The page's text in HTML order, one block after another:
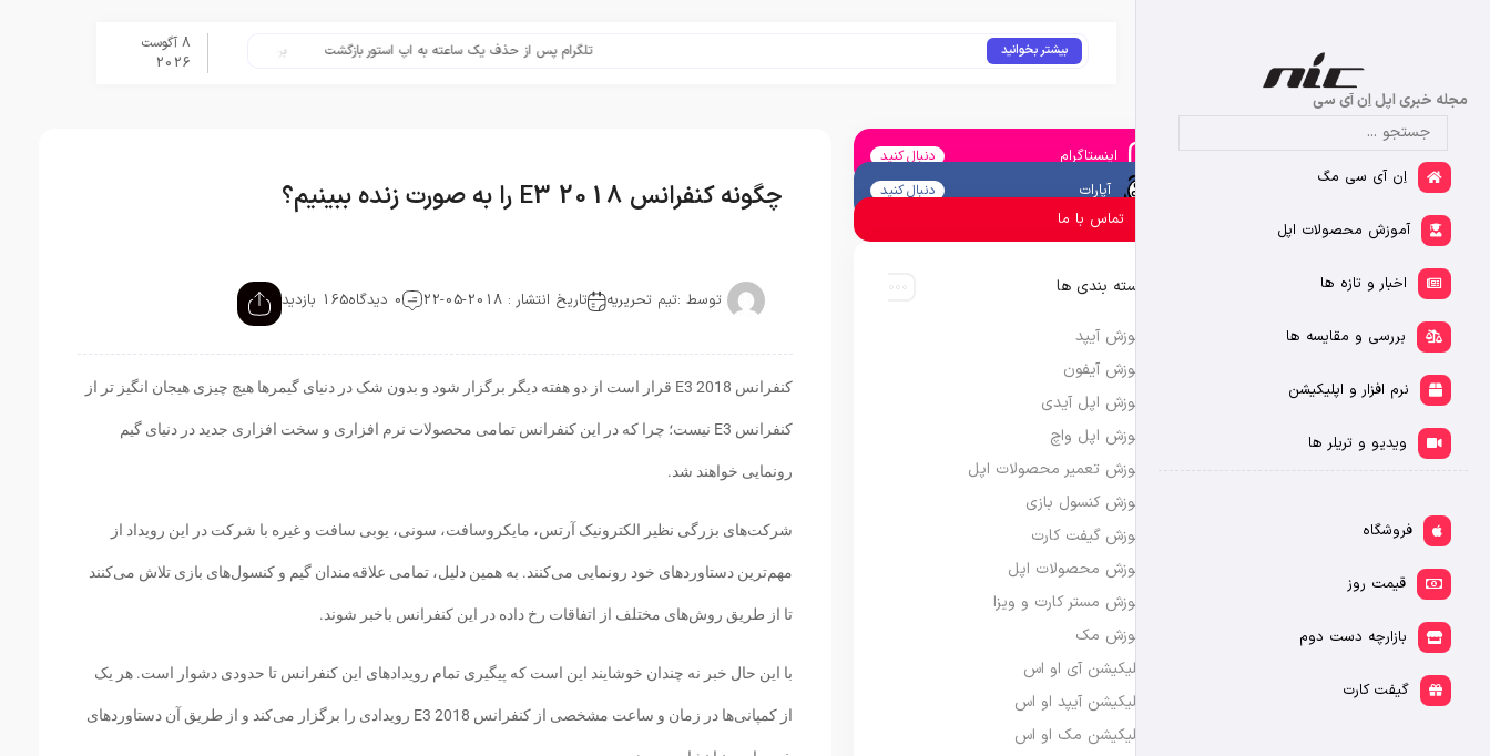
مجله خبری اپل اِن آی سی
اِن آی سی مگ
آموزش محصولات اپل
اخبار و تازه ها
بررسی و مقایسه ها
نرم افزار و اپلیکیشن
ویدیو و تریلر ها
فروشگاه
قیمت روز
بازارچه دست دوم
گیفت کارت
بیشتر بخوانید تلگرام پس از حذف یک ساعته به اپ استور بازگشت برنامه Apple Upgrade معرفی شد؛ شرایط اپل برای اجاره آیفون، آیپد، مک و اپل واچ
8 آگوست
2026
چگونه کنفرانس E3 2018 را به صورت زنده ببینیم؟
توسط :تیم تحریریه تاریخ انتشار : 2018-05-22 0 دیدگاه 165 بازدید
کنفرانس E3 2018 قرار است از دو هفته دیگر برگزار شود و بدون شک در دنیای گیمرها هیچ چیزی هیجان انگیز تر از
کنفرانس E3 نیست؛ چرا که در این کنفرانس تمامی محصولات نرم افزاری و سخت افزاری جدید در دنیای گیم
رونمایی خواهند شد.
شرکت‌های بزرگی نظیر الکترونیک آرتس، مایکروسافت، سونی، یوبی سافت و غیره با شرکت در این رویداد از
مهم‌ترین دستاوردهای خود رونمایی می‌کنند. به همین دلیل، تمامی علاقه‌مندان گیم و کنسول‌های بازی تلاش می‌کنند
تا از طریق روش‌های مختلف از اتفاقات رخ داده در این کنفرانس باخبر شوند.
با این حال خبر نه چندان خوشایند این است که پیگیری تمام رویدادهای این کنفرانس تا حدودی دشوار است. هر یک
از کمپانی‌ها در زمان و ساعت مشخصی از کنفرانس E3 2018 رویدادی را برگزار می‌کند و از طریق آن دستاوردهای
اینستاگرام دنبال کنید
آپارات دنبال کنید
تماس با ما
دسته بندی ها
آموزش آیپد
آموزش آیفون
آموزش اپل آیدی
آموزش اپل واچ
آموزش تعمیر محصولات اپل
آموزش کنسول بازی
آموزش گیفت کارت
آموزش محصولات اپل
آموزش مستر کارت و ویزا
آموزش مک
اپلیکیشن آی او اس
اپلیکیشن آیپد او اس
اپلیکیشن مک او اس